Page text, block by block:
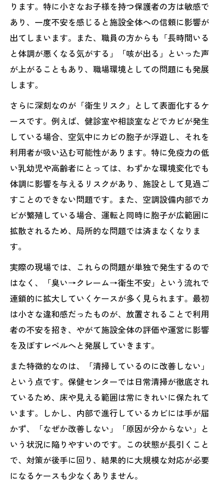
ります。特に小さなお子様を持つ保護者の方は敏感で
あり、一度不安を感じると施設全体への信頼に影響が
出てしまいます。また、職員の方からも「長時間いる
と体調が悪くなる気がする」「咳が出る」といった声
が上がることもあり、職場環境としての問題にも発展
します。
さらに深刻なのが「衛生リスク」として表面化するケ
ースです。例えば、健診室や相談室などでカビが発生
している場合、空気中にカビの胞子が浮遊し、それを
利用者が吸い込む可能性があります。特に免疫力の低
い乳幼児や高齢者にとっては、わずかな環境変化でも
体調に影響を与えるリスクがあり、施設として見過ご
すことのできない問題です。また、空調設備内部でカ
ビが繁殖している場合、運転と同時に胞子が広範囲に
拡散されるため、局所的な問題では済まなくなりま
す。
実際の現場では、これらの問題が単独で発生するので
はなく、「臭い→クレーム→衛生不安」という流れで
連鎖的に拡大していくケースが多く見られます。最初
は小さな違和感だったものが、放置されることで利用
者の不安を招き、やがて施設全体の評価や運営に影響
を及ぼすレベルへと発展していきます。
また特徴的なのは、「清掃しているのに改善しない」
という点です。保健センターでは日常清掃が徹底され
ているため、床や見える範囲は常にきれいに保たれて
います。しかし、内部で進行しているカビには手が届
かず、「なぜか改善しない」「原因が分からない」と
いう状況に陥りやすいのです。この状態が長引くこと
で、対策が後手に回り、結果的に大規模な対応が必要
になるケースも少なくありません。